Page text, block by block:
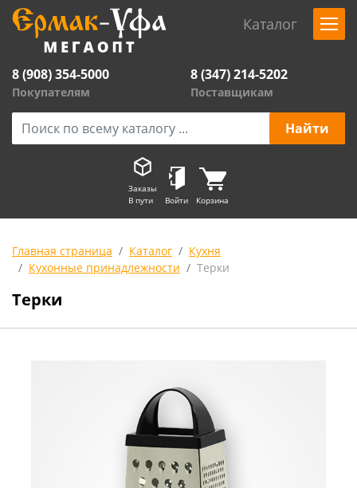
Каталог
8 (908) 354-5000
Покупателям
8 (347) 214-5202
Поставщикам
Заказы
В пути
Войти Корзина
Главная страница Каталог
Кухня
Кухонные принадлежности
Терки
Терки